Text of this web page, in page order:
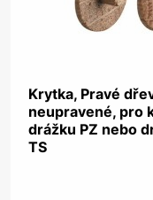
Krytka, Pravé
neupravené, pro
drážku PZ nebo
TS